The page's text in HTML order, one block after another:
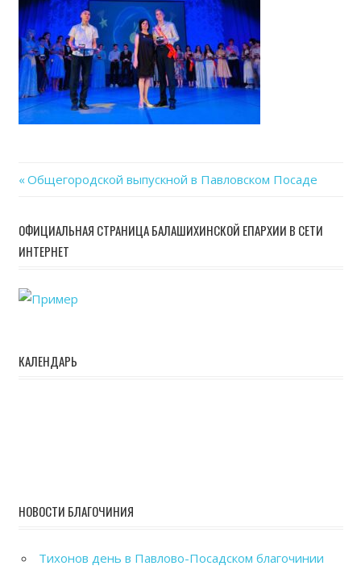
по
записям
Previous
Общегородской выпускной в Павловском Посаде
ОФИЦИАЛЬНАЯ СТРАНИЦА БАЛАШИХИНСКОЙ ЕПАРХИИ В СЕТИ
ИНТЕРНЕТ
КАЛЕНДАРЬ
НОВОСТИ БЛАГОЧИНИЯ
Тихонов день в Павлово-Посадском благочинии